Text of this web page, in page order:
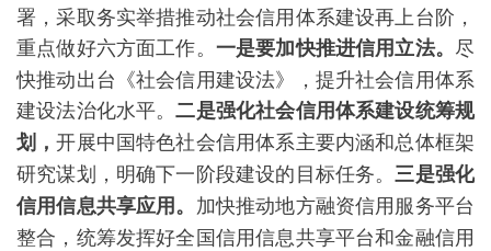
署，采取务实举措推动社会信用体系建设再上台阶，
重点做好六方面工作。 一是要加快推进信用立法。 尽
快推动出台《社会信用建设法》，提升社会信用体系
建设法治化水平。二是强化社会信用体系建设统筹规
划，开展中国特色社会信用体系主要内涵和总体框架
研究谋划，明确下一阶段建设的目标任务。 三是强化
信用信息共享应用。 加快推动地方融资信用服务平台
整合，统筹发挥好全国信用信息共享平台和金融信用